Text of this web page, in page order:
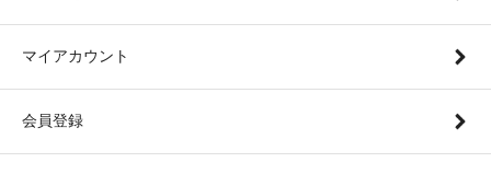
マイアカウント
会員登録